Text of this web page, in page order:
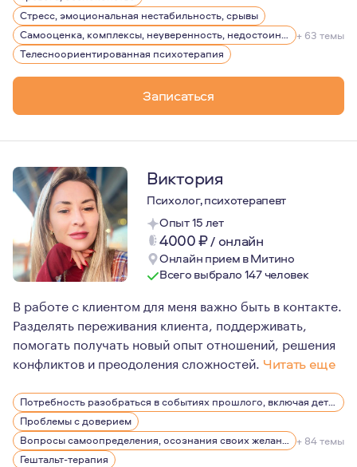
Поэтому здесь нет мелочей и важно всё.
Обучение, наряду с самосовершенствованием и
Я нахожусь в личной терапии 8-й год.
Имею 3-х супервизоров с опытом работы более 25
В контакте важно, чтобы психолог создавал поле
А в жизни - чтобы психолог был счастлив, наполнен и
Мне это даёт фортепиано, масляные краски, лес,
Стресс, эмоциональная нестабильность, срывы
Самооценка, комплексы, неуверенность, недостоин своей должности или положения в обществе
+ 63 темы
Телесноориентированная психотерапия
Записаться
Виктория
Психолог, психотерапевт
Опыт 15 лет
4000₽/ онлайн
Онлайн прием в Митино
Всего выбрало 147 человек
В работе с клиентом для меня важно быть в контакте.
Разделять переживания клиента, поддерживать,
помогать получать новый опыт отношений, решения
конфликтов и преодоления сложностей. Читать еще
Психотерапевтическая практика для меня не
Потребность разобраться в событиях прошлого, включая детство
Проблемы с доверием
Вопросы самоопределения, осознания своих желаний + 84 темы
Гештальт-терапия